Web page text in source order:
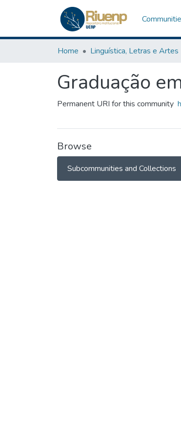
Home Linguística, Letras e Artes
Graduação
Permanent URI for this community
Browse
Subcommunities and Collections